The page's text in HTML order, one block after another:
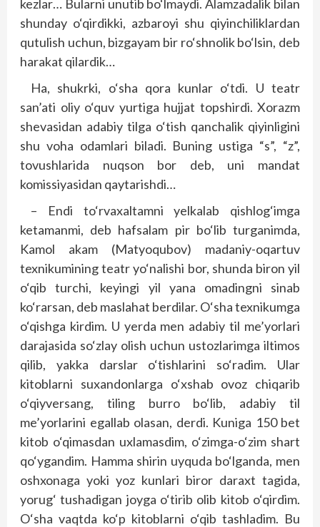
kezlar… Bularni unutib bo‘lmaydi. Alamzadalik bilan
shunday o‘qirdikki, azbaroyi shu qiyinchiliklardan
qutulish uchun, bizgayam bir ro‘shnolik bo‘lsin, deb
harakat qilardik…
Ha, shukrki, o‘sha qora kunlar o‘tdi. U teatr
san’ati oliy o‘quv yurtiga hujjat topshirdi. Xorazm
shevasidan adabiy tilga o‘tish qanchalik qiyinligini
shu voha odamlari biladi. Buning ustiga “s”, “z”,
tovushlarida nuqson bor deb, uni mandat
komissiyasidan qaytarishdi…
– Endi to‘rvaxaltamni yelkalab qishlog‘imga
ketamanmi, deb hafsalam pir bo‘lib turganimda,
Kamol akam (Matyoqubov) madaniy-oqartuv
texnikumining teatr yo‘nalishi bor, shunda biron yil
o‘qib turchi, keyingi yil yana omadingni sinab
ko‘rarsan, deb maslahat berdilar. O‘sha texnikumga
o‘qishga kirdim. U yerda men adabiy til me’yorlari
darajasida so‘zlay olish uchun ustozlarimga iltimos
qilib, yakka darslar o‘tishlarini so‘radim. Ular
kitoblarni suxandonlarga o‘xshab ovoz chiqarib
o‘qiyversang, tiling burro bo‘lib, adabiy til
me’yorlarini egallab olasan, derdi. Kuniga 150 bet
kitob o‘qimasdan uxlamasdim, o‘zimga-o‘zim shart
qo‘ygandim. Hamma shirin uyquda bo‘lganda, men
oshxonaga yoki yoz kunlari biror daraxt tagida,
yorug‘ tushadigan joyga o‘tirib olib kitob o‘qirdim.
O‘sha vaqtda ko‘p kitoblarni o‘qib tashladim. Bu